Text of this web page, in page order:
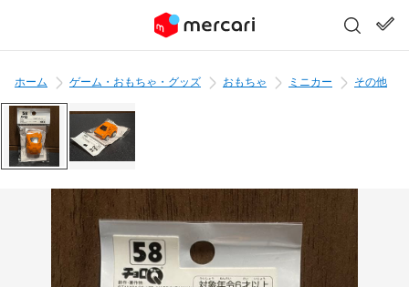
ホーム ゲーム・おもちゃ・グッズ おもちゃ ミニカー その他